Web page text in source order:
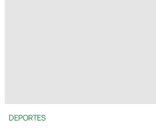
DEPORTES